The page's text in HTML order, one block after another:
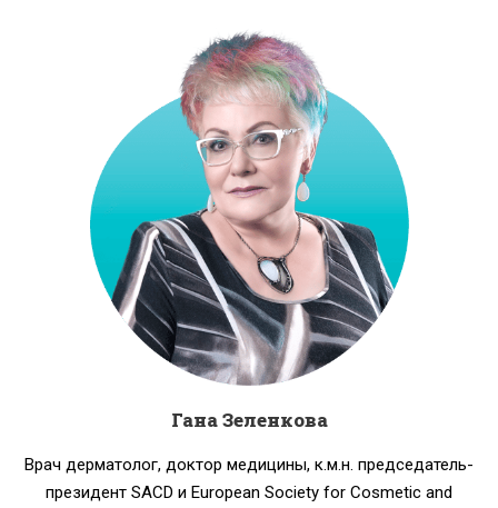
Гана Зеленкова
Врач дерматолог, доктор медицины, к.м.н. председатель-
президент SACD и European Society for Cosmetic and